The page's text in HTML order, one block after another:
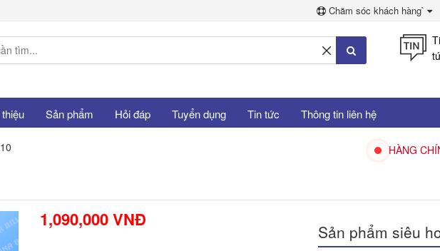
Chăm sóc khách hàng`
Sản phẩm Hỏi đáp Tuyển dụng Tin tức Thông tin liên hệ
HÀNG
1,090,000 VNĐ
Sản phẩm siêu